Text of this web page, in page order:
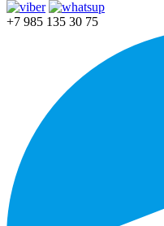
+7 985 135 30 75